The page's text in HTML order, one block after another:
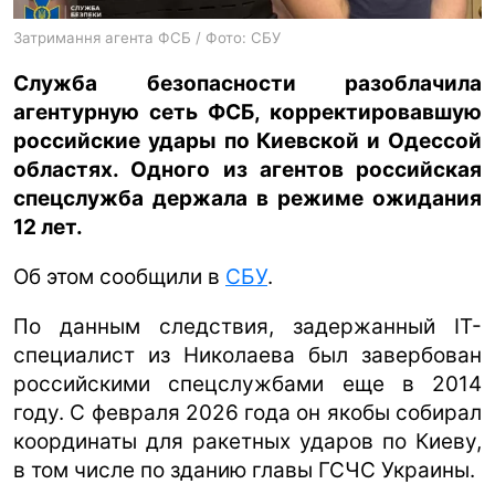
Затримання агента ФСБ / Фото: СБУ
Служба безопасности разоблачила
агентурную сеть ФСБ, корректировавшую
российские удары по Киевской и Одессой
областях. Одного из агентов российская
спецслужба держала в режиме ожидания
12 лет.
Об этом сообщили в СБУ.
По данным следствия, задержанный IT-
специалист из Николаева был завербован
российскими спецслужбами еще в 2014
году. С февраля 2026 года он якобы собирал
координаты для ракетных ударов по Киеву,
в том числе по зданию главы ГСЧС Украины.